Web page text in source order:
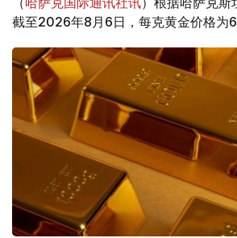
截至2026年8月6日，每克黄金价格为